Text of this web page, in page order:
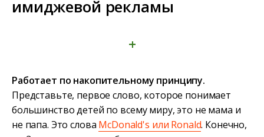
имиджевой рекламы
+
Работает по накопительному принципу.
Представьте, первое слово, которое понимает
большинство детей по всему миру, это не мама и
не папа. Это слова McDonald's или Ronald. Конечно,